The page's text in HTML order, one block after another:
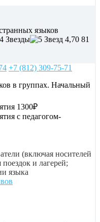
языков
4,70 81
+7 (812) 309-75-71
в группах. Начальный
1300₽
с педагогом-
(включая носителей
и лагерей;
языка